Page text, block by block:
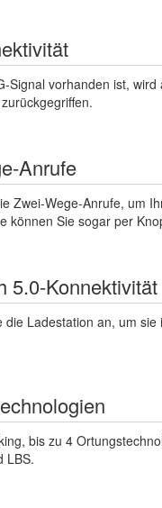
Signal vorhanden ist,
Anrufe
Zwei-Wege-Anrufe, um
können Sie sogar per
5.0-Konnektivität
die Ladestation an, um sie
bis zu 4
LBS.